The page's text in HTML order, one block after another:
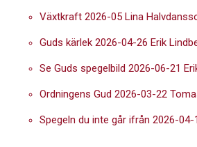
Växtkraft 2026-05 Lina
Guds kärlek 2026-04-26 Erik
Se Guds spegelbild 2026-06-21
Ordningens Gud 2026-03-22
Spegeln du inte går ifrån 2026-